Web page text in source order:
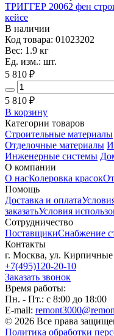
ТРИГГЕР 20062 фен
кейсе
В наличии
Код товара: 01023202
Вес: 1.9 кг
Ед. изм.: шт.
5 810 ₽
5 810 ₽
В корзину
Категории товаров
Строительные материалы
Отделочные материалы
Инженерные системы
О компании
О насКолеровка красок
Помощь
Доставка и оплата
заказатьУсловия
Сотрудничество
ПоставщикиСнабжение
Контакты
г. Москва, ул.
+7(495)120-20-10
Заказать звонок
Время работы:
Пн. - Пт.: с 8:00 до 18:00
E-mail:
© 2026 Все права
Политика обработки